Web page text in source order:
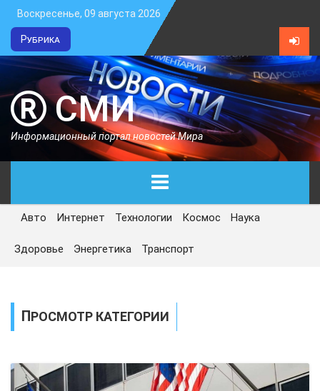
Воскресенье, 09 августа 2026
Рубрика
СМИ
Информационный портал новостей Мира
ГЛАВНАЯ
СЕГОДНЯ
КУЛЬТУРА
Авто Интернет Технологии Космос Наука
Здоровье Энергетика Транспорт
ПРОСМОТР КАТЕГОРИИ